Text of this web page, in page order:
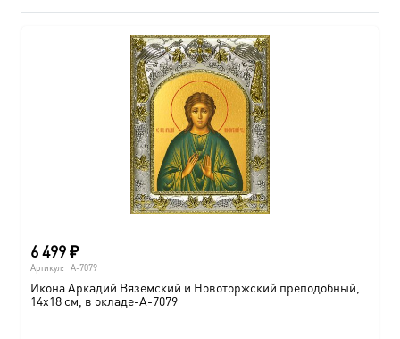
6 499₽
Артикул: A-7079
Икона Аркадий Вяземский и Новоторжский преподобный,
14х18 см, в окладе-A-7079